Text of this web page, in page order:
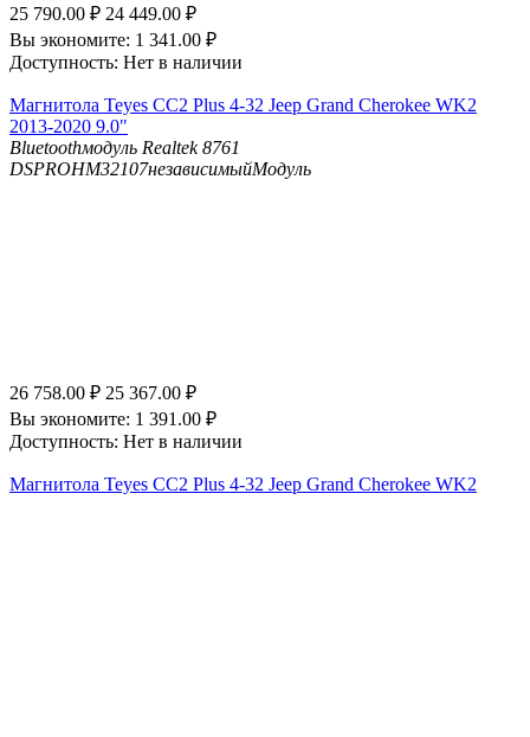
25 790.00 ₽ 24 449.00 ₽
Вы экономите: 1 341.00 ₽
Доступность: Нет в наличии
Магнитола Teyes CC2 Plus 4-32 Jeep Grand Cherokee WK2
2013-2020 9.0"
Bluetoothмодуль Realtek 8761
DSPROHM32107независимыйМодуль
26 758.00 ₽ 25 367.00 ₽
Вы экономите: 1 391.00 ₽
Доступность: Нет в наличии
Магнитола Teyes CC2 Plus 4-32 Jeep Grand Cherokee WK2